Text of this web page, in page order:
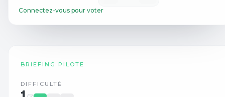
Connectez-vous pour voter
BRIEFING PILOTE
DIFFICULTÉ